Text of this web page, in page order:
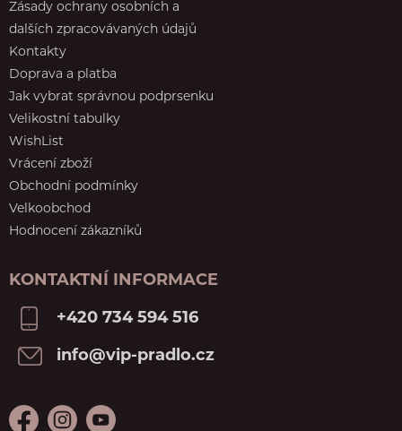
Zásady ochrany osobních a
dalších zpracovávaných údajů
Kontakty
Doprava a platba
Jak vybrat správnou podprsenku
Velikostní tabulky
WishList
Vrácení zboží
Obchodní podmínky
Velkoobchod
Hodnocení zákazníků
KONTAKTNÍ INFORMACE
+420 734 594 516
info@vip-pradlo.cz